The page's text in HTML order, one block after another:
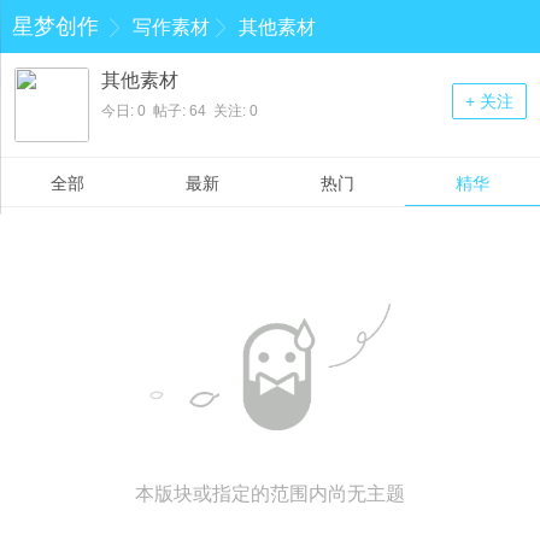
星梦创作 写作素材 其他素材
+ 关注
其他素材
今日: 0 帖子: 64 关注: 0
全部 最新 热门 精华
本版块或指定的范围内尚无主题